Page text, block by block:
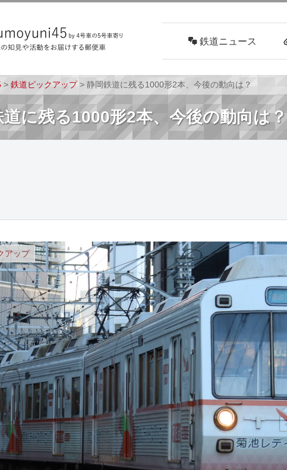
鉄道ニュース
車両技術
> 鉄道ピックアップ> 静岡鉄道に残る1000形2本、今後の動向は？
道に残る1000形2本、今後の動向は？
アップ